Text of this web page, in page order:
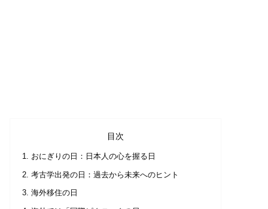
目次
おにぎりの日：日本人の心を握る日
考古学出発の日：過去から未来へのヒント
海外移住の日